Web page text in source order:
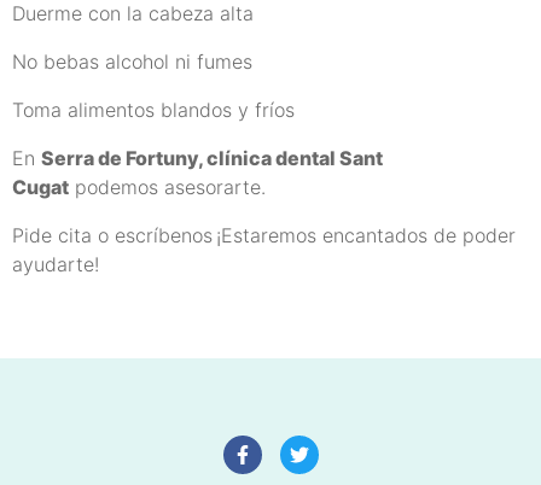
Duerme con la cabeza alta
No bebas alcohol ni fumes
Toma alimentos blandos y fríos
En Serra de Fortuny, clínica dental Sant
Cugat podemos asesorarte.
Pide cita o escríbenos ¡Estaremos encantados de poder
ayudarte!